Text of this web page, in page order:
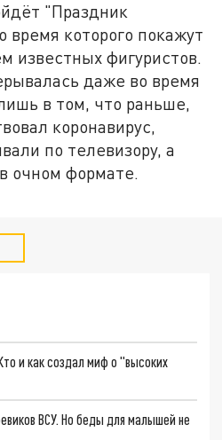
"Праздник
время которого покажут
известных фигуристов.
даже во время
в том, что раньше,
коронавирус,
по телевизору, а
очном формате.
и как создал миф о "высоких
ВСУ. Но беды для малышей не